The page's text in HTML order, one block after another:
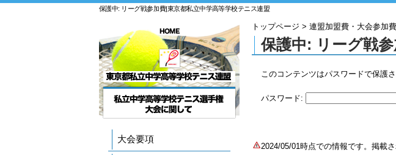
保護中: リーグ戦参加費|東京都私立中学高等学校テニス連盟
トップページ > 連盟加盟費・大会参加費
保護中: リーグ戦
このコンテンツはパスワードで保護
パスワード:
2024/05/01時点での情報です。掲載
大会要項